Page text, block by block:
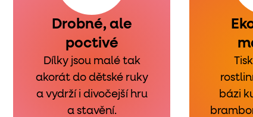
Drobné, ale
poctivé
Dílky jsou malé tak
akorát do dětské ruky
a vydrží i divočejší hru
a stavění.
bázi